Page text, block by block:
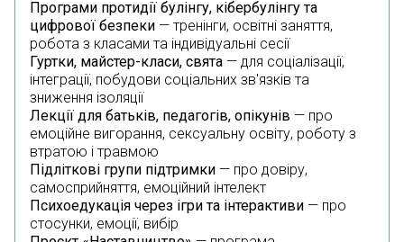
Програми протидії булінгу, кібербулінгу та
цифрової безпеки — тренінги, освітні заняття,
робота з класами та індивідуальні сесії
Гуртки, майстер-класи, свята — для соціалізації,
інтеграції, побудови соціальних зв'язків та
зниження ізоляції
Лекції для батьків, педагогів, опікунів — про
емоційне вигорання, сексуальну освіту, роботу з
втратою і травмою
Підліткові групи підтримки — про довіру,
самосприйняття, емоційний інтелект
Психоедукація через ігри та інтерактиви — про
стосунки, емоції, вибір